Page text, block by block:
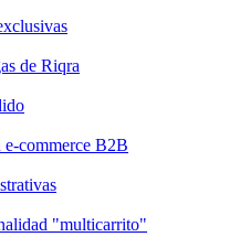
de Riqra
e-commerce B2B
"multicarrito"